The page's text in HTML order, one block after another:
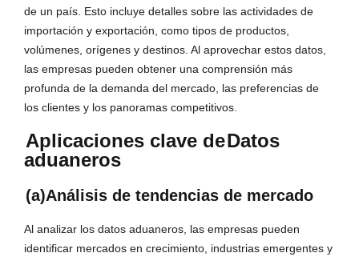
de un país. Esto incluye detalles sobre las actividades de
importación y exportación, como tipos de productos,
volúmenes, orígenes y destinos. Al aprovechar estos datos,
las empresas pueden obtener una comprensión más
profunda de la demanda del mercado, las preferencias de
los clientes y los panoramas competitivos.
Aplicaciones clave deDatos
aduaneros
(a)Análisis de tendencias de mercado
Al analizar los datos aduaneros, las empresas pueden
identificar mercados en crecimiento, industrias emergentes y